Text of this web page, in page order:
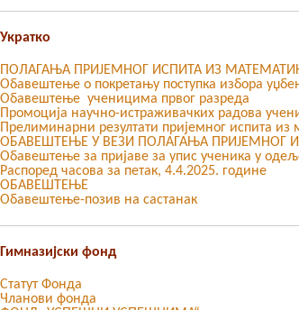
Укратко
ПОЛАГАЊА ПРИЈЕМНОГ ИСПИТА ИЗ
Обавештење о покретању поступка избора
Обавештење ученицима првог разреда
Промоција научно-истраживачких радова
Прелиминарни резултати пријемног испита из
ОБАВЕШТЕЊЕ У ВЕЗИ ПОЛАГАЊА ПРИЈЕМНОГ
Oбавештење за пријаве за упис ученика у
Распоред часова за петак, 4.4.2025. године
ОБАВЕШТЕЊЕ
Обавештење-позив на састанак
Гимназијски фонд
Статут Фонда
Чланови фонда